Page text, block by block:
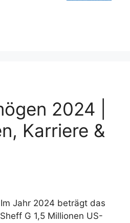
2024 |
Karriere &
Jahr 2024 beträgt das
G 1,5 Millionen US-